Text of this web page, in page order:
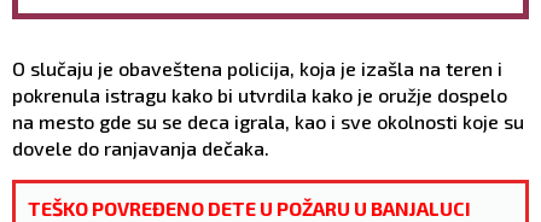
O slučaju je obaveštena policija, koja je izašla na teren i
pokrenula istragu kako bi utvrdila kako je oružje dospelo
na mesto gde su se deca igrala, kao i sve okolnosti koje su
dovele do ranjavanja dečaka.
TEŠKO POVREĐENO DETE U POŽARU U BANJALUCI